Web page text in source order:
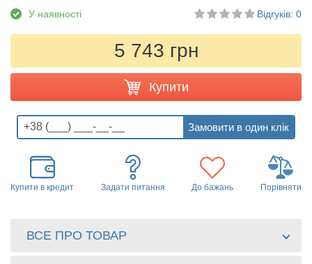
У наявності Відгуків: 0
5 743 грн
Купити
Купити в кредит Задати питання До бажань Порівняти
ВСЕ ПРО ТОВАР